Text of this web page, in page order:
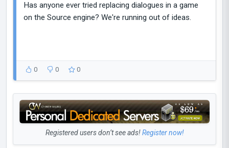
Has anyone ever tried replacing dialogues in a game
on the Source engine? We're running out of ideas.
0 0 0
Registered users don’t see ads!Register now!